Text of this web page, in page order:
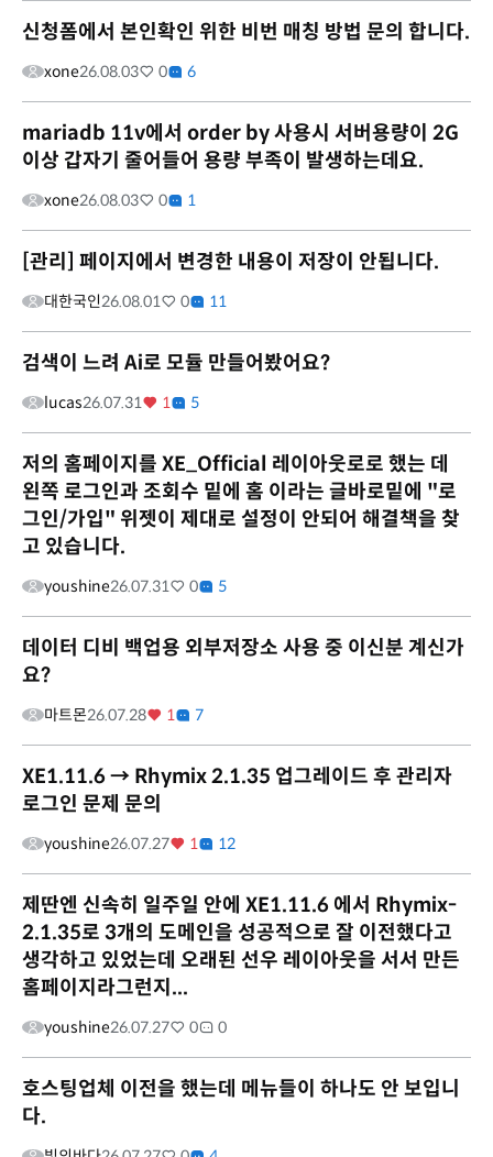
신청폼에서 본인확인 위한 비번 매칭 방법 문의 합니다.
xone26.08.03 0 6
mariadb 11v에서 order by 사용시 서버용량이 2G
이상 갑자기 줄어들어 용량 부족이 발생하는데요.
xone26.08.03 0 1
[관리] 페이지에서 변경한 내용이 저장이 안됩니다.
대한국인26.08.01 0 11
검색이 느려 Ai로 모듈 만들어봤어요?
lucas26.07.31 1 5
저의 홈페이지를 XE_Official 레이아웃로로 했는 데
왼쪽 로그인과 조회수 밑에 홈 이라는 글바로밑에 "로
그인/가입" 위젯이 제대로 설정이 안되어 해결책을 찾
고 있습니다.
youshine26.07.31 0 5
데이터 디비 백업용 외부저장소 사용 중 이신분 계신가
요?
마트몬26.07.28 1 7
XE1.11.6 → Rhymix 2.1.35 업그레이드 후 관리자
로그인 문제 문의
youshine26.07.27 1 12
제딴엔 신속히 일주일 안에 XE1.11.6 에서 Rhymix-
2.1.35로 3개의 도메인을 성공적으로 잘 이전했다고
생각하고 있었는데 오래된 선우 레이아웃을 서서 만든
홈페이지라그런지...
youshine26.07.27 0 0
호스팅업체 이전을 했는데 메뉴들이 하나도 안 보입니
다.